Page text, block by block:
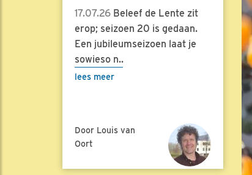
17.07.26 Beleef de Lente zit
erop; seizoen 20 is gedaan.
Een jubileumseizoen laat je
sowieso n..
lees meer
Door Louis van
Oort